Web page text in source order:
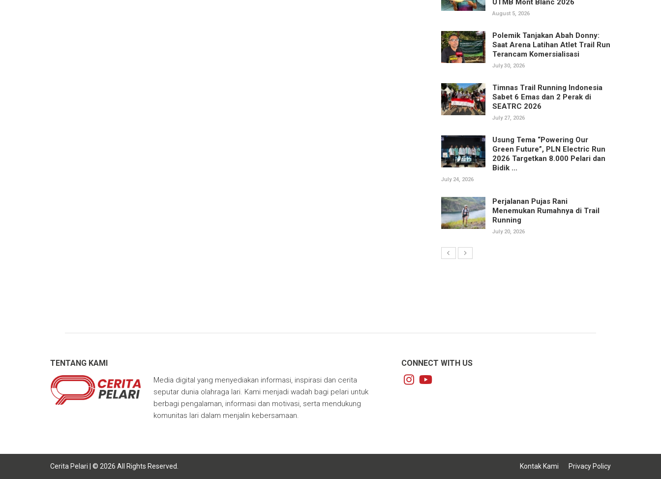
UTMB Mont Blanc 2026
August 5, 2026
Polemik Tanjakan Abah Donny:
Saat Arena Latihan Atlet Trail Run
Terancam Komersialisasi
July 30, 2026
Timnas Trail Running Indonesia
Sabet 6 Emas dan 2 Perak di
SEATRC 2026
July 27, 2026
Usung Tema “Powering Our
Green Future”, PLN Electric Run
2026 Targetkan 8.000 Pelari dan
Bidik ...
July 24, 2026
Perjalanan Pujas Rani
Menemukan Rumahnya di Trail
Running
July 20, 2026
TENTANG KAMI
Media digital yang menyediakan informasi, inspirasi dan cerita
seputar dunia olahraga lari. Kami menjadi wadah bagi pelari untuk
berbagi pengalaman, informasi dan motivasi, serta mendukung
komunitas lari dalam menjalin kebersamaan.
CONNECT WITH US
Cerita Pelari | © 2026 All Rights Reserved. Kontak Kami Privacy Policy